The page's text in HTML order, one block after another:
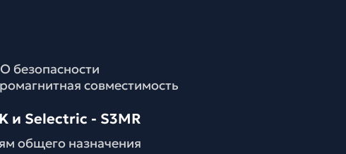
безопасности
совместимость
и Selectric - S3MR
общего назначения